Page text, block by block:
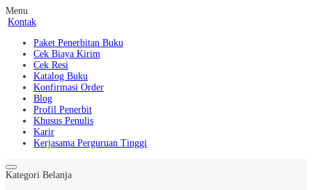
Menu
Kontak
Paket Penerbitan Buku
Cek Biaya Kirim
Cek Resi
Katalog Buku
Konfirmasi Order
Blog
Profil Penerbit
Khusus Penulis
Karir
Kerjasama Perguruan Tinggi
Kategori Belanja